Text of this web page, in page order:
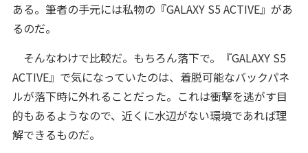
ある。筆者の手元には私物の『GALAXY S5 ACTIVE』があ
るのだ。
そんなわけで比較だ。もちろん落下で。『GALAXY S5
ACTIVE』で気になっていたのは、着脱可能なバックパネ
ルが落下時に外れることだった。これは衝撃を逃がす目
的もあるようなので、近くに水辺がない環境であれば理
解できるものだ。